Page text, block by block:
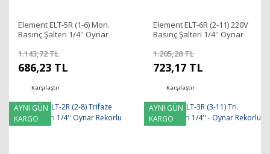
Element ELT-5R (1-6) Mon.
Basınç Şalteri 1/4'' Oynar
1.143,72 TL
686,23 TL
Karşılaştır
Element ELT-6R (2-11) 220V
Basınç Şalteri 1/4'' Oynar
1.205,28 TL
723,17 TL
Karşılaştır
AYNI GÜN
KARGO
AYNI GÜN
KARGO